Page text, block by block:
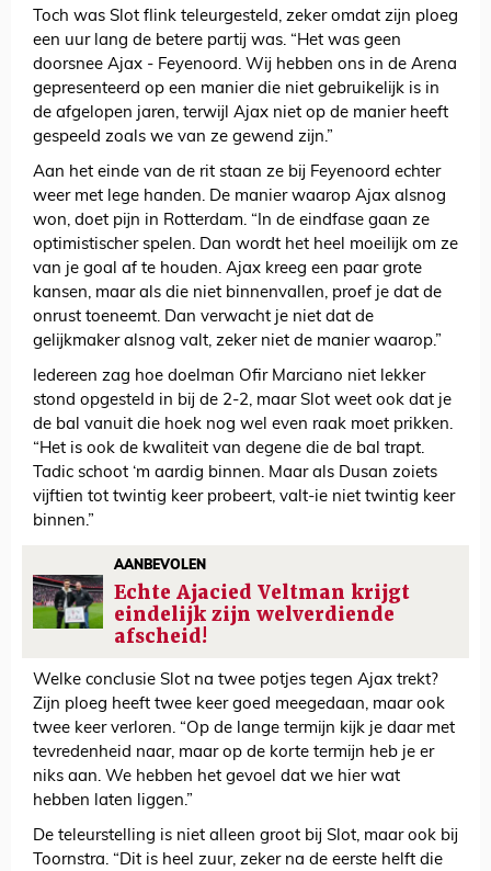
Toch was Slot flink teleurgesteld, zeker omdat zijn ploeg
een uur lang de betere partij was. “Het was geen
doorsnee Ajax - Feyenoord. Wij hebben ons in de Arena
gepresenteerd op een manier die niet gebruikelijk is in
de afgelopen jaren, terwijl Ajax niet op de manier heeft
gespeeld zoals we van ze gewend zijn.”
Aan het einde van de rit staan ze bij Feyenoord echter
weer met lege handen. De manier waarop Ajax alsnog
won, doet pijn in Rotterdam. “In de eindfase gaan ze
optimistischer spelen. Dan wordt het heel moeilijk om ze
van je goal af te houden. Ajax kreeg een paar grote
kansen, maar als die niet binnenvallen, proef je dat de
onrust toeneemt. Dan verwacht je niet dat de
gelijkmaker alsnog valt, zeker niet de manier waarop.”
Iedereen zag hoe doelman Ofir Marciano niet lekker
stond opgesteld in bij de 2-2, maar Slot weet ook dat je
de bal vanuit die hoek nog wel even raak moet prikken.
“Het is ook de kwaliteit van degene die de bal trapt.
Tadic schoot ‘m aardig binnen. Maar als Dusan zoiets
vijftien tot twintig keer probeert, valt-ie niet twintig keer
binnen.”
AANBEVOLEN
Echte Ajacied Veltman krijgt
eindelijk zijn welverdiende
afscheid!
Welke conclusie Slot na twee potjes tegen Ajax trekt?
Zijn ploeg heeft twee keer goed meegedaan, maar ook
twee keer verloren. “Op de lange termijn kijk je daar met
tevredenheid naar, maar op de korte termijn heb je er
niks aan. We hebben het gevoel dat we hier wat
hebben laten liggen.”
De teleurstelling is niet alleen groot bij Slot, maar ook bij
Toornstra. “Dit is heel zuur, zeker na de eerste helft die